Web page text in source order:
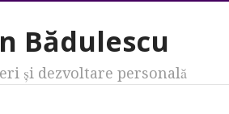
Bădulescu
şi dezvoltare personală